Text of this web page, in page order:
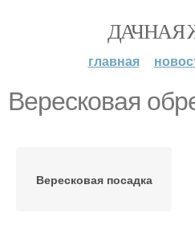
ДАЧНАЯ
главная
Вересковая
Вересковая посадка